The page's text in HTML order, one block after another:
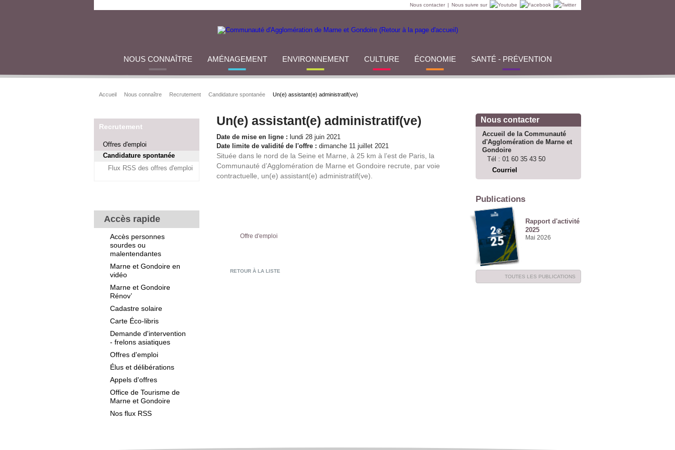
Nous contacter | Nous suivre sur
NOUS CONNAÎTRE AMÉNAGEMENT ENVIRONNEMENT CULTURE ÉCONOMIE SANTÉ - PRÉVENTION
Accueil Nous connaître Recrutement Candidature spontanée Un(e) assistant(e) administratif(ve)
Recrutement
Offres d'emploi
Candidature spontanée
Flux RSS des offres d'emploi
Accès rapide
Accès personnes
sourdes ou
malentendantes
Marne et Gondoire en
vidéo
Marne et Gondoire
Rénov’
Cadastre solaire
Carte Éco-libris
Demande d'intervention
- frelons asiatiques
Offres d'emploi
Élus et délibérations
Appels d'offres
Office de Tourisme de
Marne et Gondoire
Nos flux RSS
Un(e) assistant(e) administratif(ve)
Date de mise en ligne : lundi 28 juin 2021
Date limite de validité de l'offre : dimanche 11 juillet 2021
Située dans le nord de la Seine et Marne, à 25 km à l’est de Paris, la
Communauté d’Agglomération de Marne et Gondoire recrute, par voie
contractuelle, un(e) assistant(e) administratif(ve).
Offre d'emploi
RETOUR À LA LISTE
Nous contacter
Accueil de la Communauté
d'Agglomération de Marne et
Gondoire
Tél : 01 60 35 43 50
Courriel
Publications
Rapport d'activité
2025
Mai 2026
TOUTES LES PUBLICATIONS